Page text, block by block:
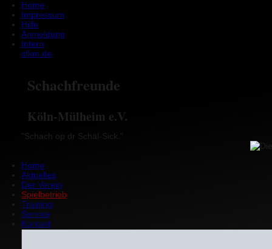
Home
Impressum
Hilfe
Anmeldung
Intern
sfkm.de
Schachfreunde
Köln-Mülheim e.V.
"Schach op dr Schäl-Sick."
Home
Aktuelles
Der Verein
Spielbetrieb
Training
Service
Kontakt